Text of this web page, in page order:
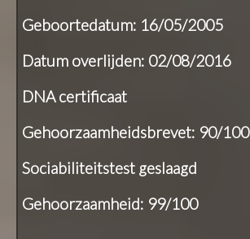
Geboortedatum: 16/05/2005
Datum overlijden: 02/08/2016
DNA certificaat
Gehoorzaamheidsbrevet: 90/100
Sociabiliteitstest geslaagd
Gehoorzaamheid: 99/100